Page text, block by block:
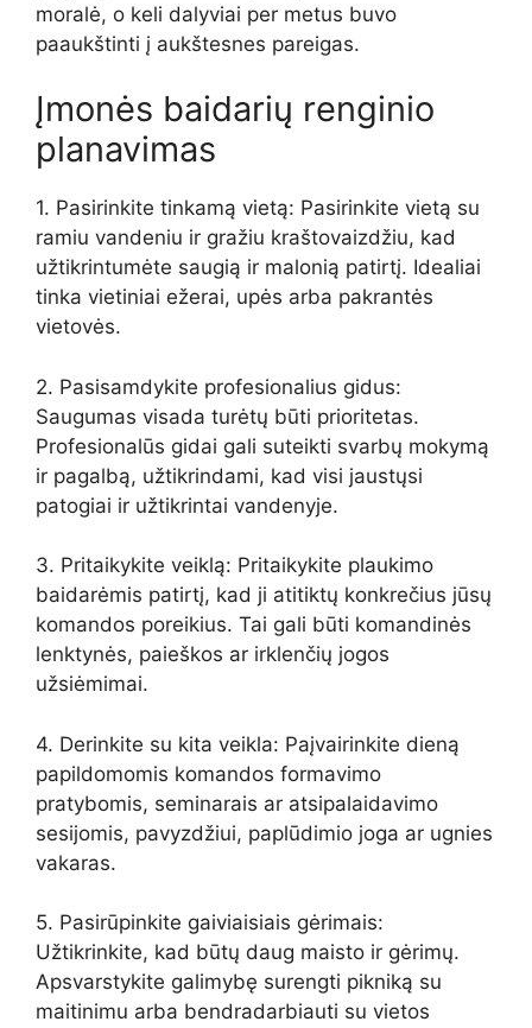
moralė, o keli dalyviai per metus buvo
paaukštinti į aukštesnes pareigas.
Įmonės baidarių renginio
planavimas
1. Pasirinkite tinkamą vietą: Pasirinkite vietą su
ramiu vandeniu ir gražiu kraštovaizdžiu, kad
užtikrintumėte saugią ir malonią patirtį. Idealiai
tinka vietiniai ežerai, upės arba pakrantės
vietovės.
2. Pasisamdykite profesionalius gidus:
Saugumas visada turėtų būti prioritetas.
Profesionalūs gidai gali suteikti svarbų mokymą
ir pagalbą, užtikrindami, kad visi jaustųsi
patogiai ir užtikrintai vandenyje.
3. Pritaikykite veiklą: Pritaikykite plaukimo
baidarėmis patirtį, kad ji atitiktų konkrečius jūsų
komandos poreikius. Tai gali būti komandinės
lenktynės, paieškos ar irklenčių jogos
užsiėmimai.
4. Derinkite su kita veikla: Paįvairinkite dieną
papildomomis komandos formavimo
pratybomis, seminarais ar atsipalaidavimo
sesijomis, pavyzdžiui, paplūdimio joga ar ugnies
vakaras.
5. Pasirūpinkite gaiviaisiais gėrimais:
Užtikrinkite, kad būtų daug maisto ir gėrimų.
Apsvarstykite galimybę surengti pikniką su
maitinimu arba bendradarbiauti su vietos